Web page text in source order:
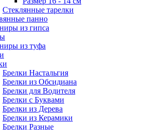
Стеклянные тарелки
панно
из гипса
из туфа
Брелки Настальгия
Брелки из Обсидиана
Брелки для Водителя
Брелки с Буквами
Брелки из Дерева
Брелки из Керамики
Брелки Разные